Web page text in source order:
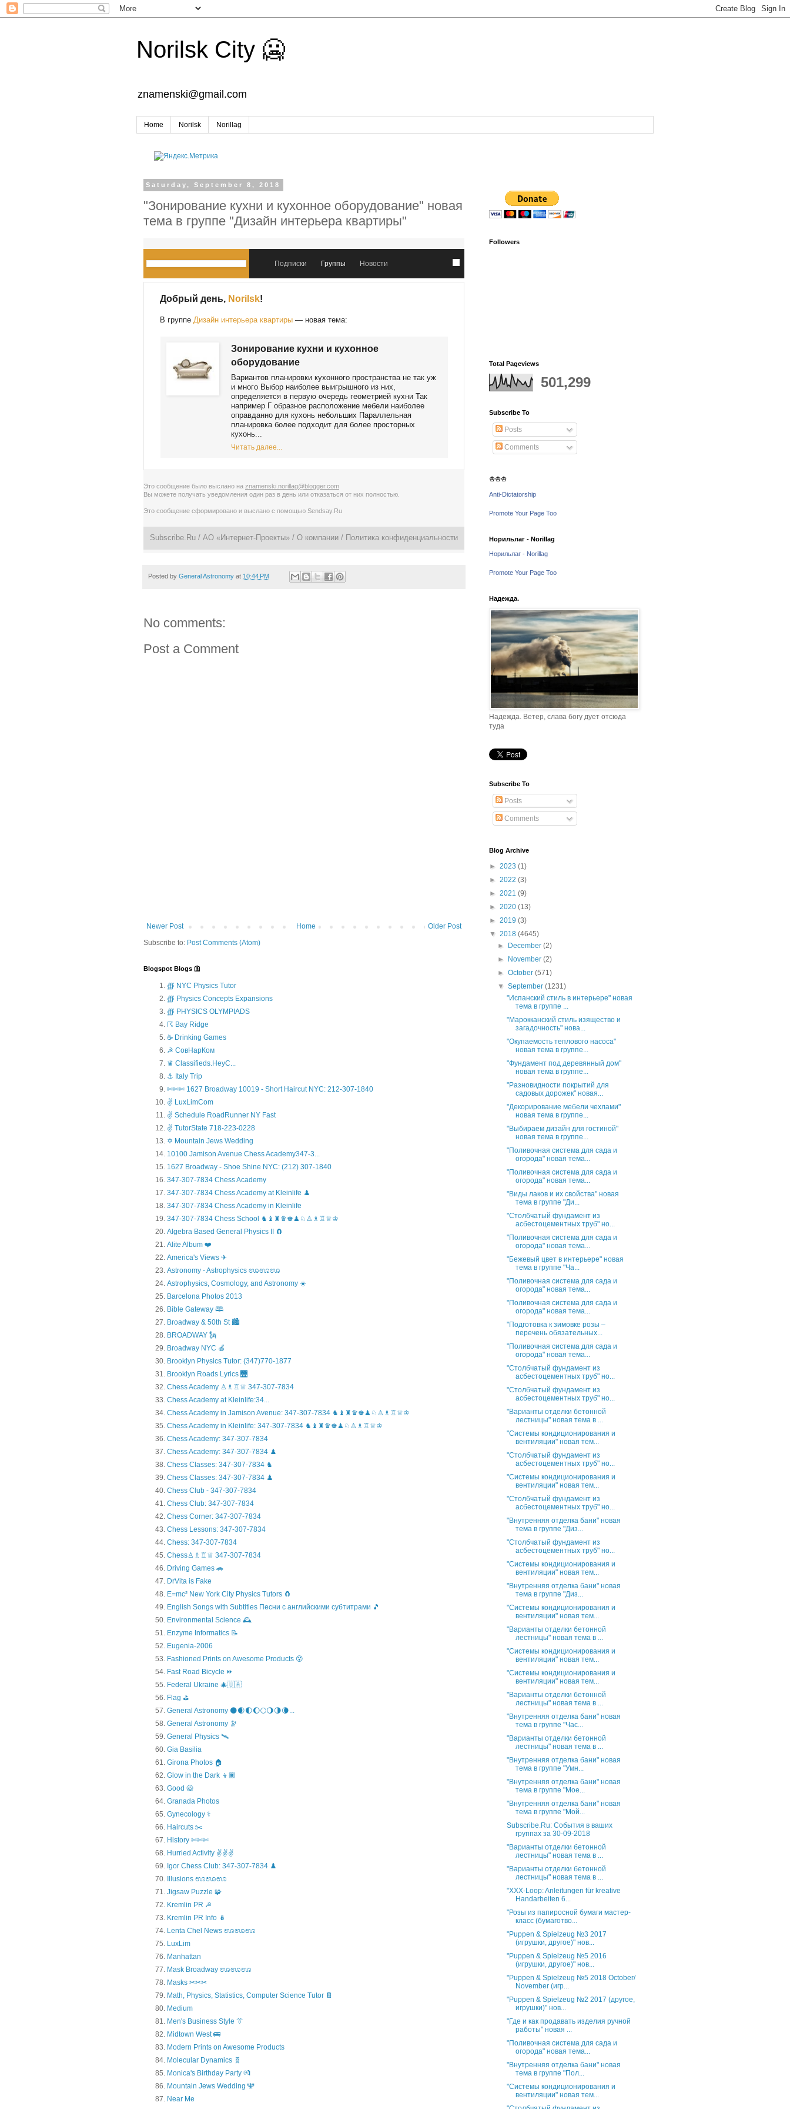
Norilsk City 🥶
znamenski@gmail.com
Home Norilsk Norillag
Saturday, September 8, 2018
"Зонирование кухни и кухонное оборудование" новая
тема в группе "Дизайн интерьера квартиры"
Подписки Группы Новости
Добрый день, Norilsk!
В группеДизайн интерьера квартиры — новая тема:
Зонирование кухни и кухонное
оборудование
Вариантов планировки кухонного пространства не так уж
и много Выбор наиболее выигрышного из них,
определяется в первую очередь геометрией кухни Так
например Г образное расположение мебели наиболее
оправданно для кухонь небольших Параллельная
планировка более подходит для более просторных
кухонь...
Читать далее...
Это сообщение было выслано на znamenski.norillag@blogger.com
Вы можете получать уведомления один раз в день или отказаться от них полностью
Это сообщение сформировано и выслано с помощью Sendsay.Ru
Subscribe.Ru / АО «Интернет-Проекты» / О компании / Политика конфиденциальности
Posted by General Astronomy at 10:44 PM
No comments:
Post a Comment
Newer Post Older Post
Home
Subscribe to: Post Comments (Atom)
Blogspot Blogs 🛐
∰ NYC Physics Tutor
∰ Physics Concepts Expansions
∰ PHYSICS OLYMPIADS
☈ Bay Ridge
☕ Drinking Games
☭ СовНарКом
♛ Classifieds.HeyC...
⚓ Italy Trip
✄✄✄ 1627 Broadway 10019 - Short Haircut NYC: 212-307-1840
✌ LuxLimCom
✌ Schedule RoadRunner NY Fast
✌ TutorState 718-223-0228
✡ Mountain Jews Wedding
10100 Jamison Avenue Chess Academy347-3...
1627 Broadway - Shoe Shine NYC: (212) 307-1840
347-307-7834 Chess Academy
347-307-7834 Chess Academy at Kleinlife ♟️
347-307-7834 Chess Academy in Kleinlife
347-307-7834 Chess School ♞♝♜♛♚♟♘♙♗♖♕♔
Algebra Based General Physics II 🧲
Alite Album ❤️
America's Views ✈
Astronomy - Astrophysics ಊಊಊ
Astrophysics, Cosmology, and Astronomy ☀️
Barcelona Photos 2013
Bible Gateway 🕮
Broadway & 50th St 🏙️
BROADWAY 🗽
Broadway NYC 🍎
Brooklyn Physics Tutor: (347)770-1877
Brooklyn Roads Lyrics 🌉
Chess Academy ♙♗♖♕ 347-307-7834
Chess Academy at Kleinlife:34...
Chess Academy in Jamison Avenue: 347-307-7834 ♞♝♜♛♚♟♘♙♗♖♕♔
Chess Academy in Kleinlife: 347-307-7834 ♞♝♜♛♚♟♘♙♗♖♕♔
Chess Academy: 347-307-7834
Chess Academy: 347-307-7834 ♟️
Chess Classes: 347-307-7834 ♞
Chess Classes: 347-307-7834 ♟️
Chess Club - 347-307-7834
Chess Club: 347-307-7834
Chess Corner: 347-307-7834
Chess Lessons: 347-307-7834
Chess: 347-307-7834
Chess♙♗♖♕ 347-307-7834
Driving Games 🚗
DrVita is Fake
E=mc² New York City Physics Tutors 🧲
English Songs with Subtitles Песни с английскими субтитрами 🎵
Environmental Science 🕰️
Enzyme Informatics 📝
Eugenia-2006
Fashioned Prints on Awesome Products 😵
Fast Road Bicycle ⏩
Federal Ukraine 🎄🇺🇦
Flag ⛳
General Astronomy 🌑🌒🌓🌔🌕🌖🌗🌘...
General Astronomy 🔭
General Physics 🛰
Gia Basilia
Girona Photos 🏠
Glow in the Dark 👦🏿
Good 🙅
Granada Photos
Gynecology ⚕️
Haircuts ✂️
History ✄✄✄
Hurried Activity ✌✌✌
Igor Chess Club: 347-307-7834 ♟️
Illusions ಊಊಊ
Jigsaw Puzzle 🧩
Kremlin PR ☭
Kremlin PR Info 🪆
Lenta Chel News ಊಊಊ
LuxLim
Manhattan
Mask Broadway ಊಊಊ
Masks ✂✂✂
Math, Physics, Statistics, Computer Science Tutor 📔
Medium
Men's Business Style 👔
Midtown West 🚌
Modern Prints on Awesome Products
Molecular Dynamics 🧬
Monica's Birthday Party 💏
Mountain Jews Wedding 🕎
Near Me
Followers
Total Pageviews
501,299
Subscribe To
Posts
Comments
♔♔♔
Anti-Dictatorship
Promote Your Page Too
Норильлаг - Norillag
Норильлаг - Norillag
Promote Your Page Too
Надежда.
Надежда. Ветер, слава богу дует отсюда
туда
Subscribe To
Posts
Comments
Blog Archive
► 2023 (1)
► 2022 (3)
► 2021 (9)
► 2020 (13)
► 2019 (3)
▼ 2018 (4645)
►
December(2)
►
November(2)
►October(571)
▼September(1231)
"Испанский стиль в интерьере" новая
тема в группе ...
"Марокканский стиль изящество и
загадочность" нова...
"Окупаемость теплового насоса"
новая тема в группе...
"Фундамент под деревянный дом"
новая тема в группе...
"Разновидности покрытий для
садовых дорожек" новая...
"Декорирование мебели чехлами"
новая тема в группе...
"Выбираем дизайн для гостиной"
новая тема в группе...
"Поливочная система для сада и
огорода" новая тема...
"Поливочная система для сада и
огорода" новая тема...
"Виды лаков и их свойства" новая
тема в группе "Ди...
"Столбчатый фундамент из
асбестоцементных труб" но...
"Поливочная система для сада и
огорода" новая тема...
"Бежевый цвет в интерьере" новая
тема в группе "Ча...
"Поливочная система для сада и
огорода" новая тема...
"Поливочная система для сада и
огорода" новая тема...
"Подготовка к зимовке розы –
перечень обязательных...
"Поливочная система для сада и
огорода" новая тема...
"Столбчатый фундамент из
асбестоцементных труб" но...
"Столбчатый фундамент из
асбестоцементных труб" но...
"Варианты отделки бетонной
лестницы" новая тема в ...
"Системы кондиционирования и
вентиляции" новая тем...
"Столбчатый фундамент из
асбестоцементных труб" но...
"Системы кондиционирования и
вентиляции" новая тем...
"Столбчатый фундамент из
асбестоцементных труб" но...
"Внутренняя отделка бани" новая
тема в группе "Диз...
"Столбчатый фундамент из
асбестоцементных труб" но...
"Системы кондиционирования и
вентиляции" новая тем...
"Внутренняя отделка бани" новая
тема в группе "Диз...
"Системы кондиционирования и
вентиляции" новая тем...
"Варианты отделки бетонной
лестницы" новая тема в ...
"Системы кондиционирования и
вентиляции" новая тем...
"Системы кондиционирования и
вентиляции" новая тем...
"Варианты отделки бетонной
лестницы" новая тема в ...
"Внутренняя отделка бани" новая
тема в группе "Час...
"Варианты отделки бетонной
лестницы" новая тема в ...
"Внутренняя отделка бани" новая
тема в группе "Умн...
"Внутренняя отделка бани" новая
тема в группе "Мое...
"Внутренняя отделка бани" новая
тема в группе "Мой...
Subscribe.Ru: События в ваших
группах за 30-09-2018
"Варианты отделки бетонной
лестницы" новая тема в ...
"Варианты отделки бетонной
лестницы" новая тема в ...
"XXX-Loop: Anleitungen für kreative
Handarbeiten 6...
"Розы из папиросной бумаги мастер-
класс (бумаготво...
"Puppen & Spielzeug №3 2017
(игрушки, другое)" нов...
"Puppen & Spielzeug №5 2016
(игрушки, другое)" нов...
"Puppen & Spielzeug №5 2018 October/
November (игр...
"Puppen & Spielzeug №2 2017 (другое,
игрушки)" нов...
"Где и как продавать изделия ручной
работы" новая ...
"Поливочная система для сада и
огорода" новая тема...
"Внутренняя отделка бани" новая
тема в группе "Пол...
"Системы кондиционирования и
вентиляции" новая тем...